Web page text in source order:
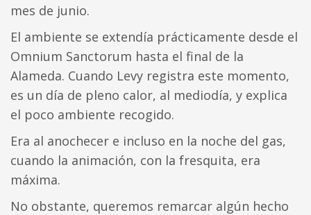
mes de junio.
El ambiente se extendía prácticamente desde el
Omnium Sanctorum hasta el final de la
Alameda. Cuando Levy registra este momento,
es un día de pleno calor, al mediodía, y explica
el poco ambiente recogido.
Era al anochecer e incluso en la noche del gas,
cuando la animación, con la fresquita, era
máxima.
No obstante, queremos remarcar algún hecho